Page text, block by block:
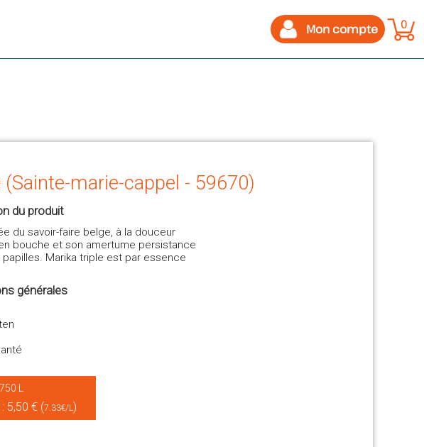
Mon compte 0
marie-cappel - 59670)
du produit
du savoir-faire belge, à la douceur
bouche et son amertume persistance
Marika triple est par essence
générales
L
5,50 € (7.33€/L)